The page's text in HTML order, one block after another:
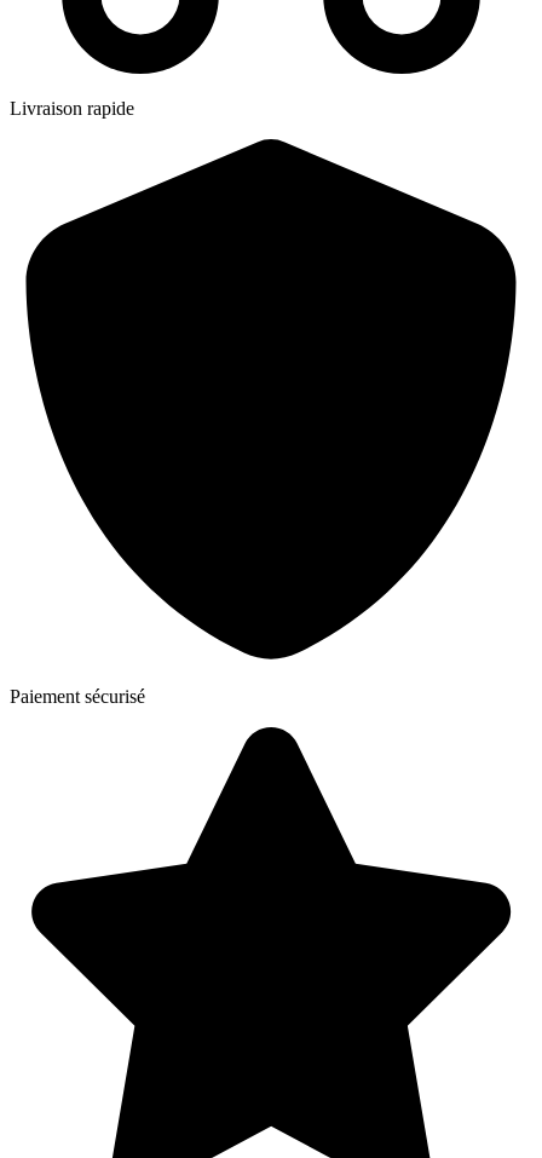
Livraison rapide
Paiement sécurisé